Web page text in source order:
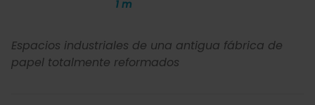
1 m
Espacios industriales de una antigua fábrica de
papel totalmente reformados